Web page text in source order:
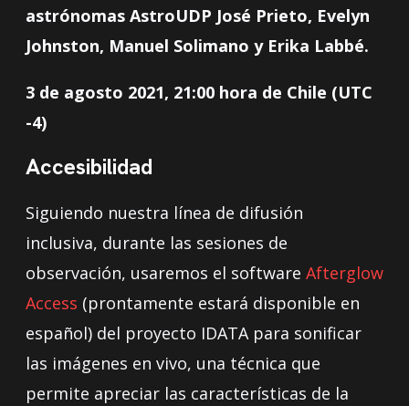
astrónomas AstroUDP José Prieto, Evelyn
Johnston, Manuel Solimano y Erika Labbé.
3 de agosto 2021, 21:00 hora de Chile (UTC
-4)
Accesibilidad
Siguiendo nuestra línea de difusión
inclusiva, durante las sesiones de
observación, usaremos el software Afterglow
Access (prontamente estará disponible en
español) del proyecto IDATA para sonificar
las imágenes en vivo, una técnica que
permite apreciar las características de la